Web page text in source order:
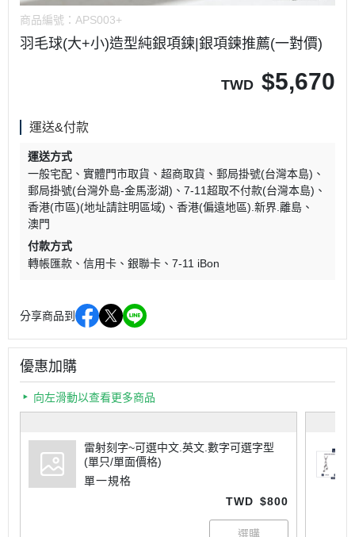
商品編號： APS003+
羽毛球(大+小)造型純銀項鍊|銀項鍊推薦(一對價)
TWD $5,670
運送&付款
運送方式
一般宅配
實體門市取貨 超商取貨
郵局掛號(台灣本島)
郵局掛號(台灣外島-金馬澎湖)
7-11超取不付款(台灣本島)
香港(市區)(地址請註明區域)
香港(偏遠地區).新界.離島
澳門
付款方式
轉帳匯款
信用卡 銀聯卡 7-11 iBon
分享商品到
優惠加購
向左滑動以查看更多商品
雷射刻字~可選中文.英文.數字可選字型
(單只/單面價格)
單一規格
TWD $800